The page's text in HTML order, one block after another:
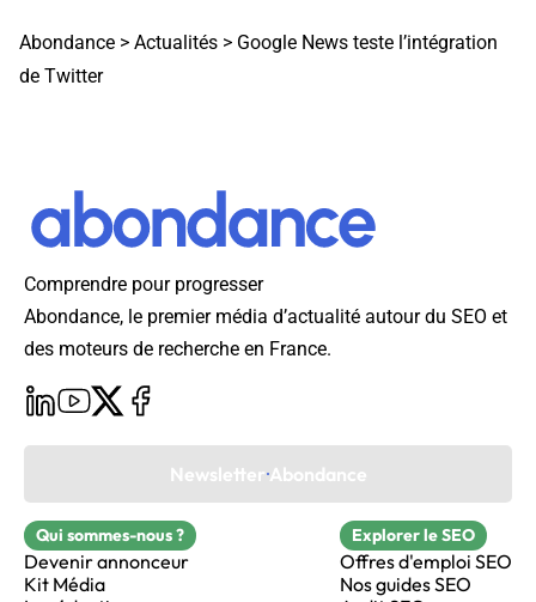
Abondance > Actualités > Google News teste l’intégration
de Twitter
Comprendre pour progresser
Abondance, le premier média d’actualité autour du SEO et
des moteurs de recherche en France.
Newsletter Abondance
Qui sommes-nous ?
Devenir annonceur
Kit Média
Explorer le SEO
Offres d'emploi SEO
Nos guides SEO